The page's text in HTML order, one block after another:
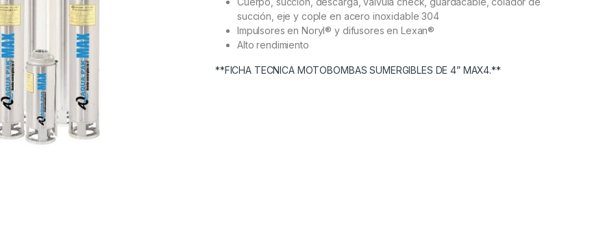
succión, eje y cople en acero inoxidable 304
Impulsores en Noryl® y difusores en Lexan®
Alto rendimiento
**FICHA TECNICA MOTOBOMBAS SUMERGIBLES DE 4” MAX4.**